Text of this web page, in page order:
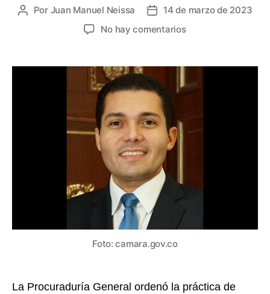
Autor
Por Juan Manuel Neissa
Fecha14 de marzo de 2023
No hay comentariosen
representante
Juan
en
asignado
por
Foto: camara.gov.co
La Procuraduría General ordenó la práctica de